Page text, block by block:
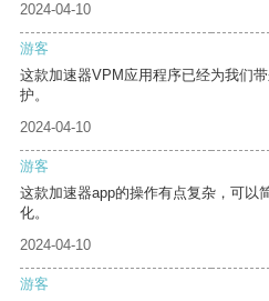
2024-04-10
游客
这款加速器VPM应用程序已经为我们
护。
2024-04-10
游客
这款加速器app的操作有点复杂，可以
化。
2024-04-10
游客